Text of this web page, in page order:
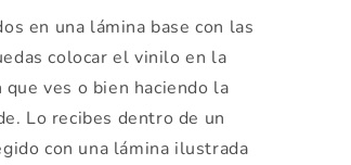
en una lámina base con las
colocar el vinilo en la
ves o bien haciendo la
Lo recibes dentro de un
con una lámina ilustrada